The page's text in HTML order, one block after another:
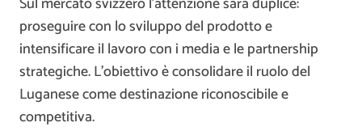
proseguire con lo sviluppo del prodotto e
intensificare il lavoro con i media e le partnership
strategiche. L’obiettivo è consolidare il ruolo del
Luganese come destinazione riconoscibile e
competitiva.